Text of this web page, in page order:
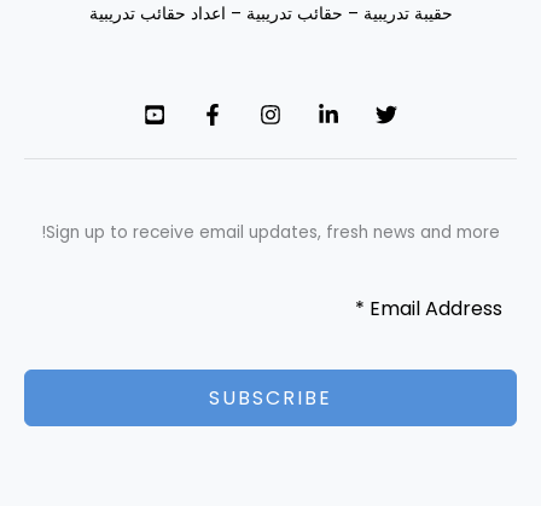
حقيبة تدريبية – حقائب تدريبية – اعداد حقائب تدريبية
Sign up to receive email updates, fresh news and more!
SUBSCRIBE